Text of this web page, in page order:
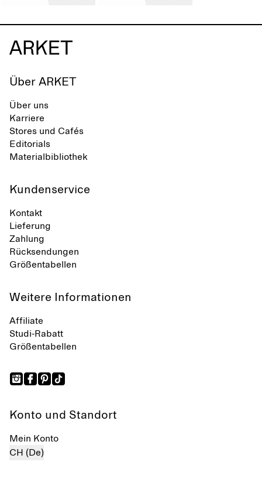
Über ARKET
Über uns
Karriere
Stores und Cafés
Editorials
Materialbibliothek
Kundenservice
Kontakt
Lieferung
Zahlung
Rücksendungen
Größentabellen
Weitere Informationen
Affiliate
Studi-Rabatt
Größentabellen
Konto und Standort
Mein Konto
CH (De)